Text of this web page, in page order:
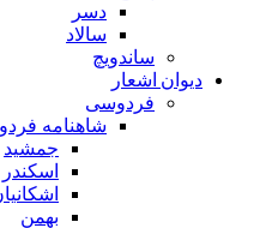
دسر
سالاد
ساندویچ
دیوان اشعار
فردوسی
شاهنامه
جمشید
اسکندر
بهمن